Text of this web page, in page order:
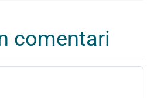
comentari